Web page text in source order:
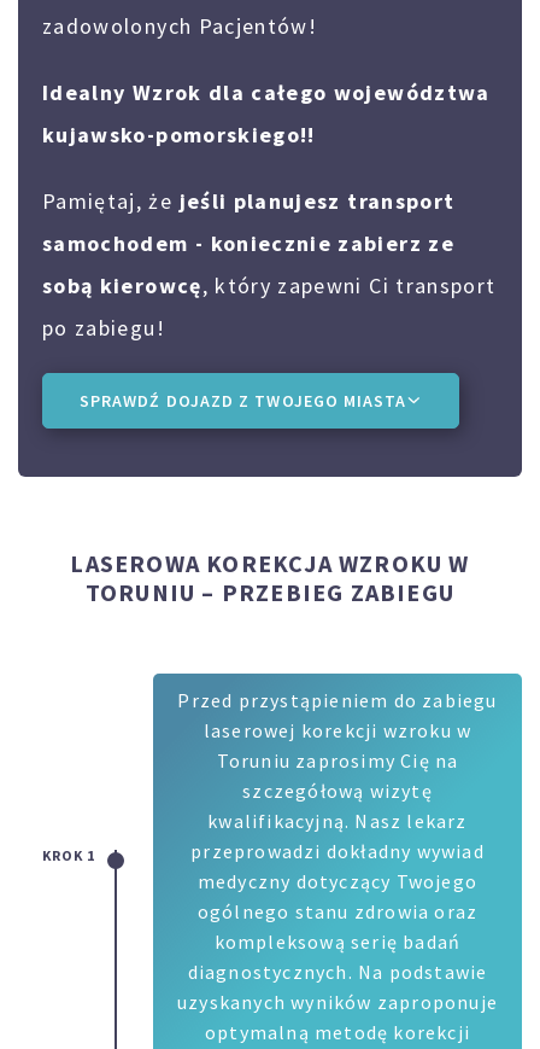
zadowolonych Pacjentów!
Idealny Wzrok dla całego województwa
kujawsko-pomorskiego!!
Pamiętaj, że jeśli planujesz transport
samochodem - koniecznie zabierz ze
sobą kierowcę, który zapewni Ci transport
po zabiegu!
SPRAWDŹ DOJAZD Z TWOJEGO MIASTA
LASEROWA KOREKCJA WZROKU W
TORUNIU – PRZEBIEG ZABIEGU
KROK 1
Przed przystąpieniem do zabiegu
laserowej korekcji wzroku w
Toruniu zaprosimy Cię na
szczegółową wizytę
kwalifikacyjną. Nasz lekarz
przeprowadzi dokładny wywiad
medyczny dotyczący Twojego
ogólnego stanu zdrowia oraz
kompleksową serię badań
diagnostycznych. Na podstawie
uzyskanych wyników zaproponuje
optymalną metodę korekcji